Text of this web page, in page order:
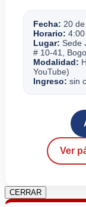
Fecha: 20
Horario:
Lugar: Sede
# 10-41,
Modalidad:
YouTube)
Ingreso: sin
Ver
CERRAR